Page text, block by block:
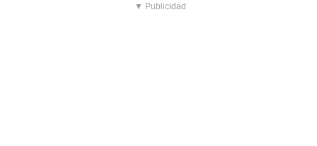
▼ Publicidad